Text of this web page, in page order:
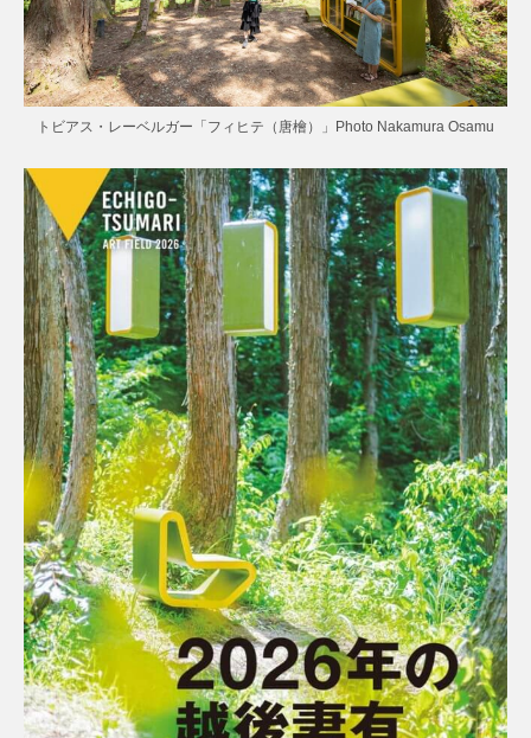
トビアス・レーベルガー「フィヒテ（唐檜）」Photo Nakamura Osamu